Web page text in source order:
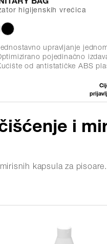
higijenskih vrećica
upravljanje
pojedinačno
od antistatičke ABS plastike,
i
kapsula za